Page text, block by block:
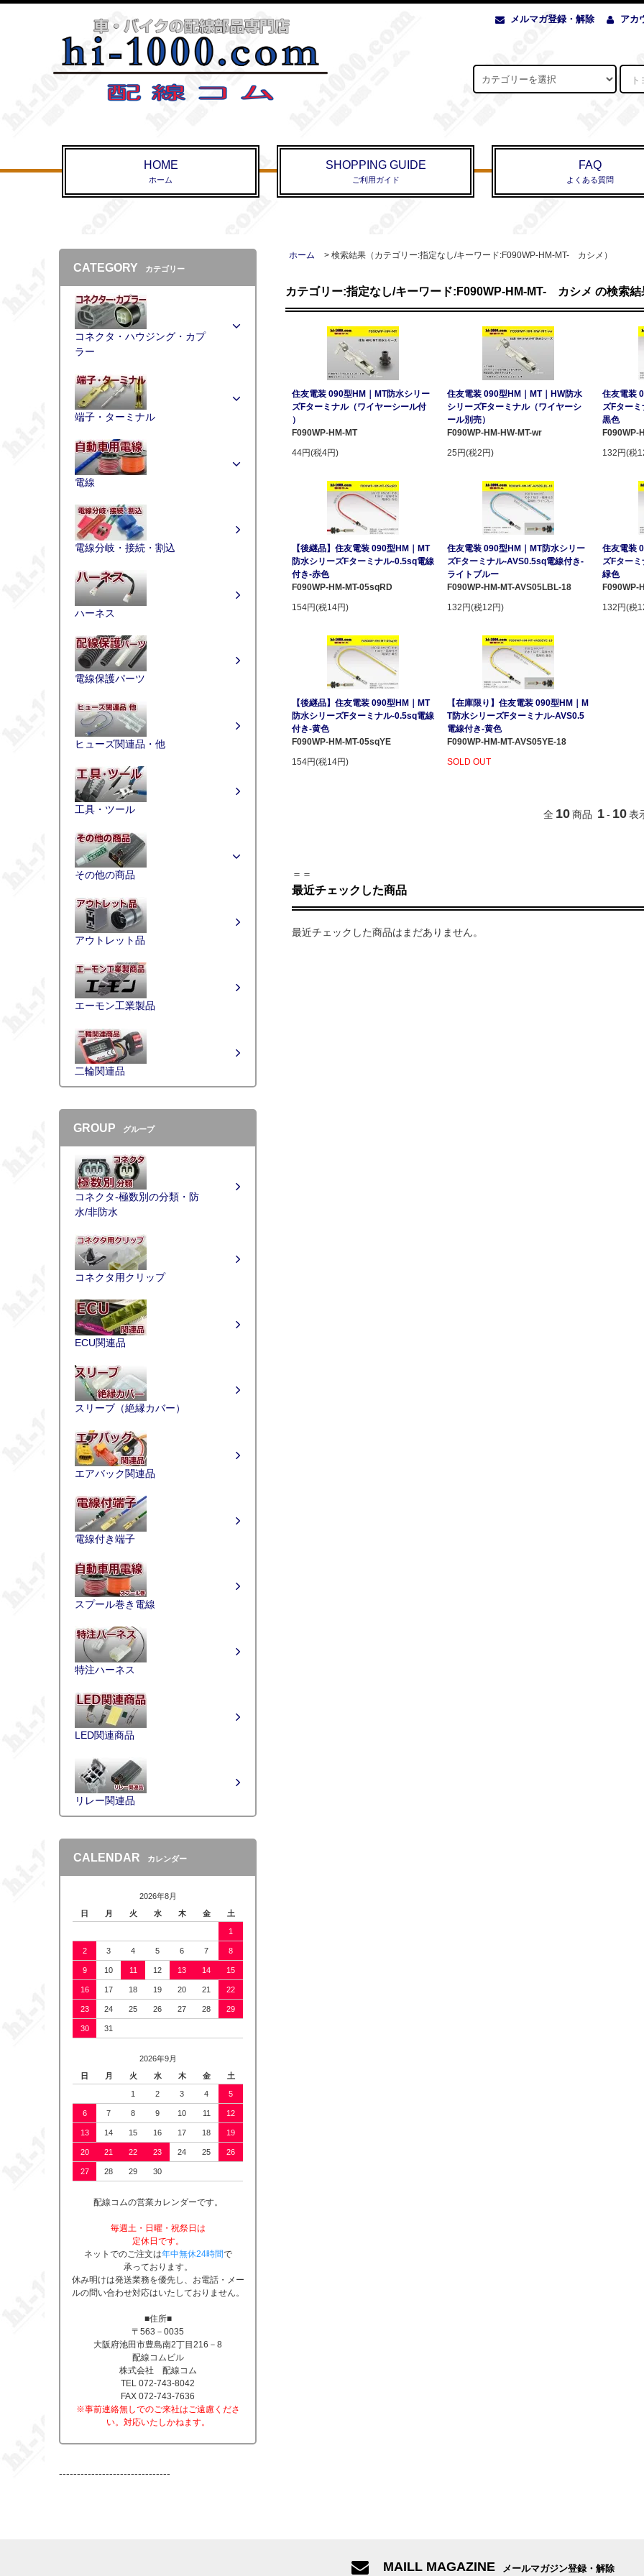
メルマガ登録・解除 アカ
HOME
ホーム
SHOPPING GUIDE
ご利用ガイド
FAQ
よくある質問
ホーム > 検索結果（カテゴリー:指定なし/キーワード:F090WP-HM-MT- カシメ）
カテゴリー:指定なし/キーワード:F090WP-HM-MT- カシメ の検索結
住友電装 090型HM｜MT防水シリー
ズFターミナル（ワイヤーシール付
）
F090WP-HM-MT
44円(税4円)
住友電装 090型HM｜MT｜HW防水
シリーズFターミナル（ワイヤーシ
ール別売）
F090WP-HM-HW-MT-wr
25円(税2円)
住友電装
ズFター
黒色
F090WP-
132円(税
【後継品】住友電装 090型HM｜MT
防水シリーズFターミナル-0.5sq電線
付き-赤色
F090WP-HM-MT-05sqRD
154円(税14円)
住友電装 090型HM｜MT防水シリー
ズFターミナル-AVS0.5sq電線付き-
ライトブルー
F090WP-HM-MT-AVS05LBL-18
132円(税12円)
住友電装
ズFター
緑色
F090WP-
132円(税
【後継品】住友電装 090型HM｜MT
防水シリーズFターミナル-0.5sq電線
付き-黄色
F090WP-HM-MT-05sqYE
154円(税14円)
【在庫限り】住友電装 090型HM｜M
T防水シリーズFターミナル-AVS0.5
電線付き-黄色
F090WP-HM-MT-AVS05YE-18
SOLD OUT
全 10商品 1- 10表
＝＝
最近チェックした商品
最近チェックした商品はまだありません。
CATEGORY カテゴリー
コネクタ・ハウジング・カプ
ラー
端子・ターミナル
電線
電線分岐・接続・割込
ハーネス
電線保護パーツ
ヒューズ関連品・他
工具・ツール
その他の商品
アウトレット品
エーモン工業製品
二輪関連品
GROUP グループ
コネクタ-極数別の分類・防
水/非防水
コネクタ用クリップ
ECU関連品
スリーブ（絶縁カバー）
エアバック関連品
電線付き端子
スプール巻き電線
特注ハーネス
LED関連商品
リレー関連品
CALENDAR カレンダー
2026年8月
日
月 火 水 木 金 土
1
2 3 4 5 6 7 8
9 10 11 12 13 14 15
16 17 18 19 20 21 22
23 24 25 26 27 28 29
30 31
2026年9月
日
月 火 水 木 金 土
1 2 3 4 5
6 7 8 9 10 11 12
13 14 15 16 17 18 19
20 21 22 23 24 25 26
27 28 29 30
配線コムの営業カレンダーです。
毎週土・日曜・祝祭日は
定休日です。
ネットでのご注文は年中無休24時間で
承っております。
休み明けは発送業務を優先し、お電話・メー
ルの問い合わせ対応はいたしておりません。
■住所■
〒563－0035
大阪府池田市豊島南2丁目216－8
配線コムビル
株式会社 配線コム
TEL 072-743-8042
FAX 072-743-7636
※事前連絡無しでのご来社はご遠慮くださ
い。対応いたしかねます。
-------------------------------
MAILL MAGAZINE メールマガジン登録・解除